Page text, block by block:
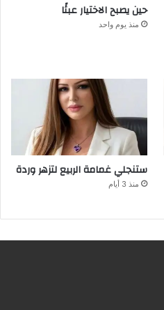
حين يصبح الاختيار عبئًا
منذ يوم واحد
ستنجلي غمامة الربيع لتزهر وردة
منذ 3 أيام